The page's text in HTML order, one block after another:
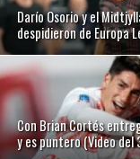
Darío Osorio y el
despidieron de Europa
Con Brian Cortés
y es puntero (Video del